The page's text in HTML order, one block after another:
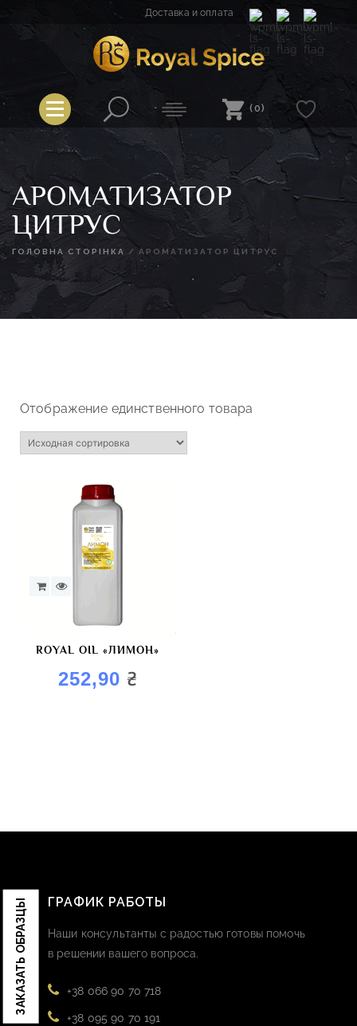
ЗАКАЗАТЬ ОБРАЗЦЫ
Доставка и оплата
Royal Spice
(0)
АРОМАТИЗАТОР
ЦИТРУС
ГОЛОВНА СТОРІНКА / АРОМАТИЗАТОР ЦИТРУС
Отображение единственного товара
ROYAL OIL «ЛИМОН»
252,90 ₴
ГРАФИК РАБОТЫ
Наши консультанты с радостью готовы помочь
в решении вашего вопроса.
+38 066 90 70 718
+38 095 90 70 191